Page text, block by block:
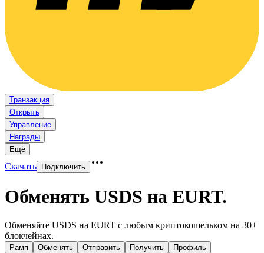
Транзакция
Открыть
Управление
Награды
Ещё
Скачать Подключить
Обменять USDS на EURT.
Обменяйте USDS на EURT с любым криптокошельком на 30+
блокчейнах.
Рамп Обменять Отправить Получить Профиль